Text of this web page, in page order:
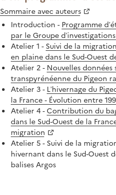
Sommaire avec auteurs
Introduction - Programme
par le Groupe
Atelier 1 - Suivi de la
en plaine dans le Sud-Ouest
Atelier 2 - Nouvelles
transpyrénéenne du Pigeon
Atelier 3 - L’hivernage du
la France - Évolution entre
Atelier 4 - Contribution du
dans le Sud-Ouest de la
migration
Atelier 5 - Suivi de la
hivernant dans le Sud-Ouest
balises Argos